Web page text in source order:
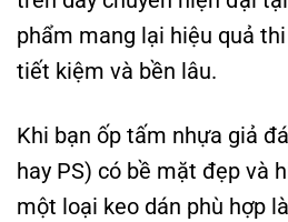
phẩm mang lại hiệu quả
tiết kiệm và bền lâu.
Khi bạn ốp tấm nhựa giả
hay PS) có bề mặt đẹp và
một loại keo dán phù hợp